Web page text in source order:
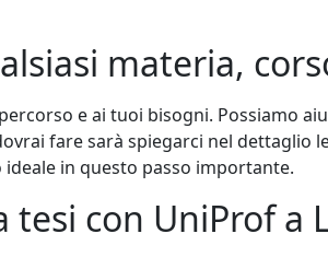
materia,
e ai tuoi bisogni. Possiamo
fare sarà spiegarci nel dettaglio
in questo passo importante.
con UniProf a